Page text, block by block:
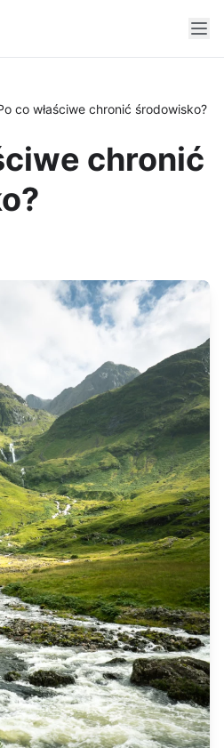
co właściwe chronić środowisko?
chronić